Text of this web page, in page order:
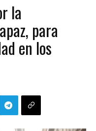
la
para
en los